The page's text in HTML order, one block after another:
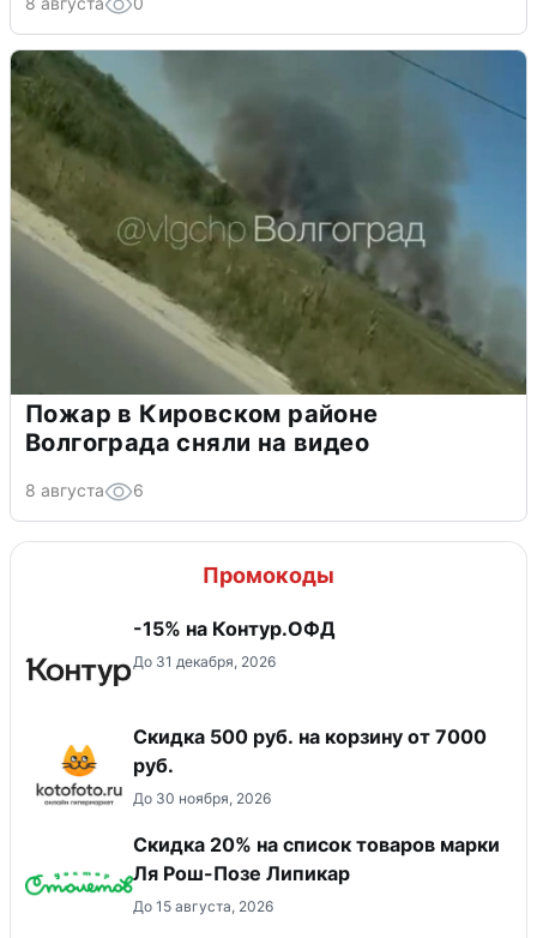
Пожар в Кировском районе
Волгограда сняли на видео
8 августа 6
Промокоды
-15% на Контур.ОФД
До 31 декабря, 2026
Скидка 500 руб. на корзину от 7000
руб.
До 30 ноября, 2026
Скидка 20% на список товаров марки
Ля Рош-Позе Липикар
До 15 августа, 2026